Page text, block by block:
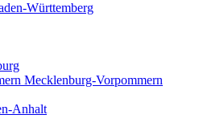
Württemberg
Mecklenburg-Vorpommern
Anhalt